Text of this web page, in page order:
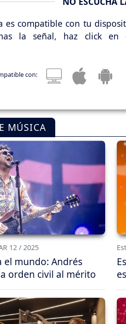
es compatible con tu
la señal, haz click en
con:
MÚSICA
12 / 2025
el mundo: Andrés
orden civil al mérito